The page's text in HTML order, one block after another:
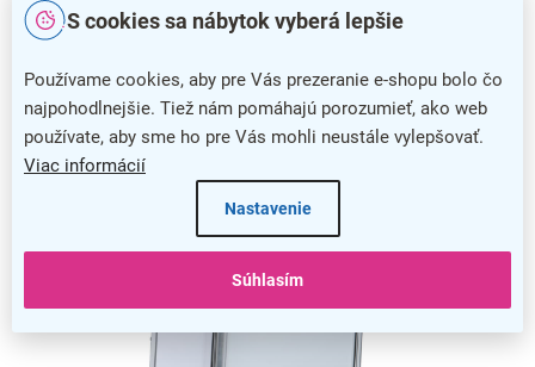
S cookies sa nábytok vyberá lepšie
Používame cookies, aby pre Vás prezeranie e-shopu bolo čo
najpohodlnejšie. Tiež nám pomáhajú porozumieť, ako web
používate, aby sme ho pre Vás mohli neustále vylepšovať.
Viac informácií
Nastavenie
Súhlasím
prezentované informácie pred najrôznejším poškodením.